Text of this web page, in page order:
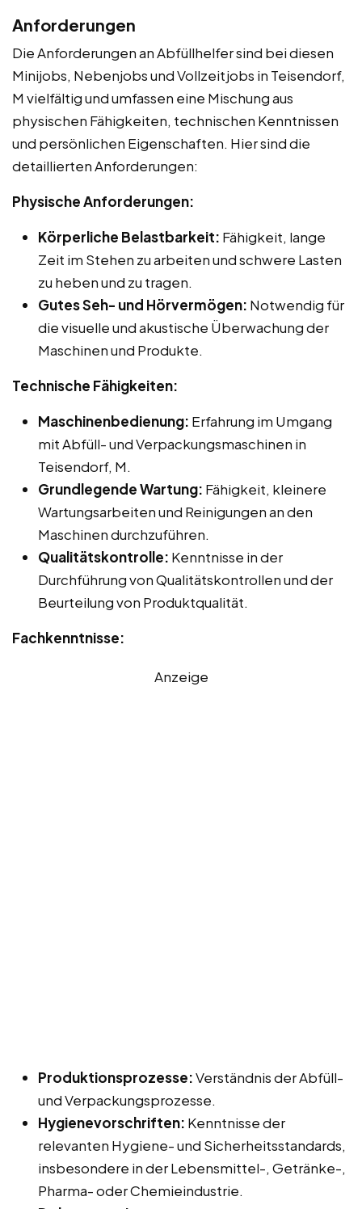
Anforderungen
Die Anforderungen an Abfüllhelfer sind bei diesen
Minijobs, Nebenjobs und Vollzeitjobs in Teisendorf,
M vielfältig und umfassen eine Mischung aus
physischen Fähigkeiten, technischen Kenntnissen
und persönlichen Eigenschaften. Hier sind die
detaillierten Anforderungen:
Physische Anforderungen:
Körperliche Belastbarkeit: Fähigkeit, lange
Zeit im Stehen zu arbeiten und schwere Lasten
zu heben und zu tragen.
Gutes Seh- und Hörvermögen: Notwendig für
die visuelle und akustische Überwachung der
Maschinen und Produkte.
Technische Fähigkeiten:
Maschinenbedienung: Erfahrung im Umgang
mit Abfüll- und Verpackungsmaschinen in
Teisendorf, M.
Grundlegende Wartung: Fähigkeit, kleinere
Wartungsarbeiten und Reinigungen an den
Maschinen durchzuführen.
Qualitätskontrolle: Kenntnisse in der
Durchführung von Qualitätskontrollen und der
Beurteilung von Produktqualität.
Fachkenntnisse:
Anzeige
Produktionsprozesse:Verständnis der Abfüll-
und Verpackungsprozesse.
Hygienevorschriften: Kenntnisse der
relevanten Hygiene- und Sicherheitsstandards,
insbesondere in der Lebensmittel-, Getränke-,
Pharma- oder Chemieindustrie.